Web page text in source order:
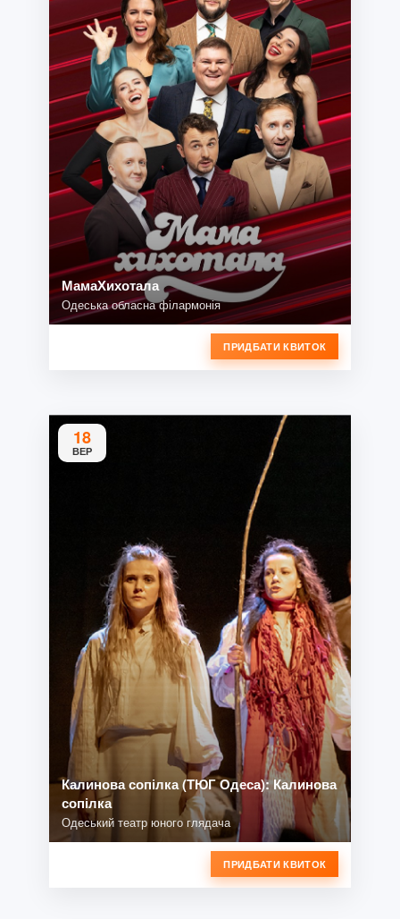
МамаХихотала
Одеська обласна філармонія
ПРИДБАТИ КВИТОК
18
ВЕР
Калинова сопілка (ТЮГ Одеса): Калинова
сопілка
Одеський театр юного глядача
ПРИДБАТИ КВИТОК